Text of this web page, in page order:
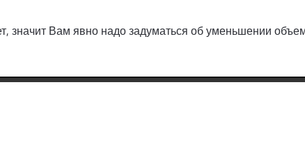
значит Вам явно надо задуматься об уменьшении